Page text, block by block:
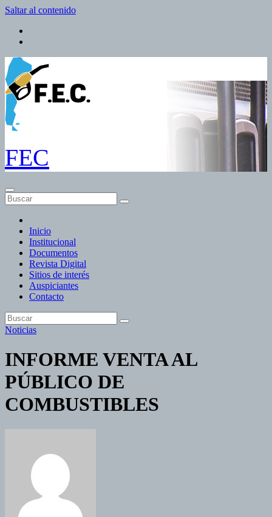
Saltar al contenido
FEC
Inicio
Institucional
Documentos
Revista Digital
Sitios de interés
Auspiciantes
Contacto
Noticias
INFORME VENTA AL
PÚBLICO DE
COMBUSTIBLES